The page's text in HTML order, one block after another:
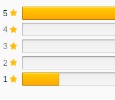
5
4
3
2
1